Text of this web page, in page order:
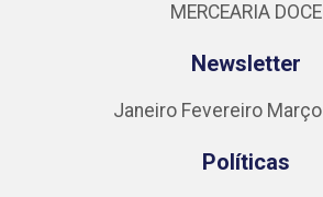
MERCEARIA DOCE
Newsletter
Janeiro Fevereiro Março
Políticas